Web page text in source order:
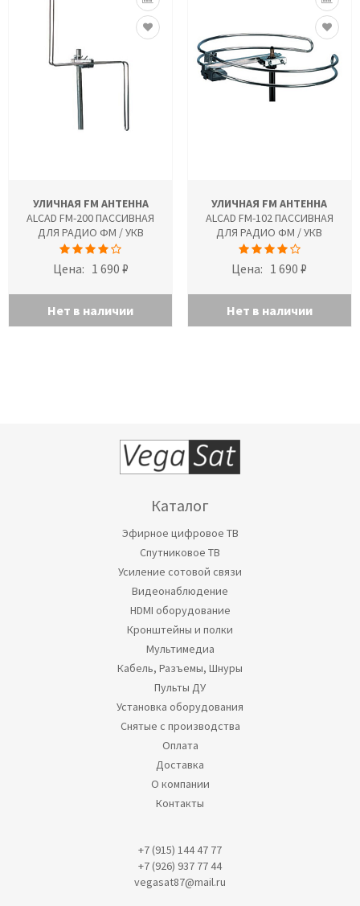
УЛИЧНАЯ FM АНТЕННА
ALCAD FM-200 ПАССИВНАЯ
ДЛЯ РАДИО ФМ / УКВ
Цена: 1 690 ₽
Нет в наличии
УЛИЧНАЯ FM АНТЕННА
ALCAD FM-102 ПАССИВНАЯ
ДЛЯ РАДИО ФМ / УКВ
Цена: 1 690 ₽
Нет в наличии
Каталог
Эфирное цифровое ТВ
Спутниковое ТВ
Усиление сотовой связи
Видеонаблюдение
HDMI оборудование
Кронштейны и полки
Мультимедиа
Кабель, Разъемы, Шнуры
Пульты ДУ
Установка оборудования
Снятые с производства
Оплата
Доставка
О компании
Контакты
+7 (915) 144 47 77
+7 (926) 937 77 44
vegasat87@mail.ru